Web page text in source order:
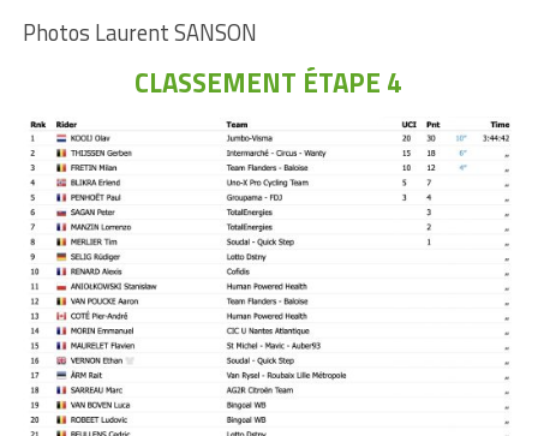
Photos Laurent SANSON
CLASSEMENT ÉTAPE 4